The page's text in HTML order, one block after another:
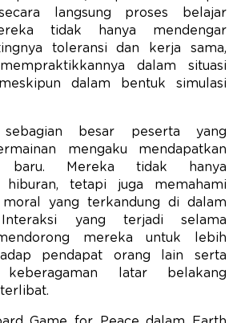
langsung proses belajar
tidak hanya mendengar
toleransi dan kerja sama,
dalam situasi
dalam bentuk simulasi
sebagian besar peserta yang
mengaku mendapatkan
baru. Mereka tidak hanya
hiburan, tetapi juga memahami
moral yang terkandung di dalam
Interaksi yang terjadi selama
mereka untuk lebih
pendapat orang lain serta
keberagaman latar belakang